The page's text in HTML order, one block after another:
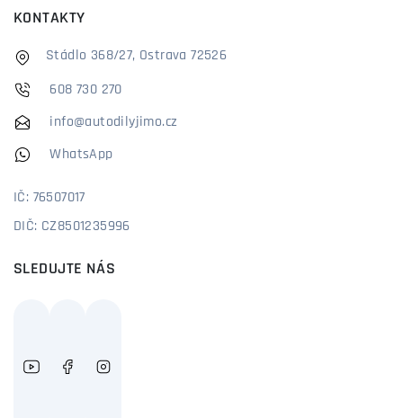
KONTAKTY
Stádlo 368/27, Ostrava 72526
608 730 270
info@autodilyjimo.cz
WhatsApp
IČ: 76507017
DIČ: CZ8501235996
SLEDUJTE NÁS